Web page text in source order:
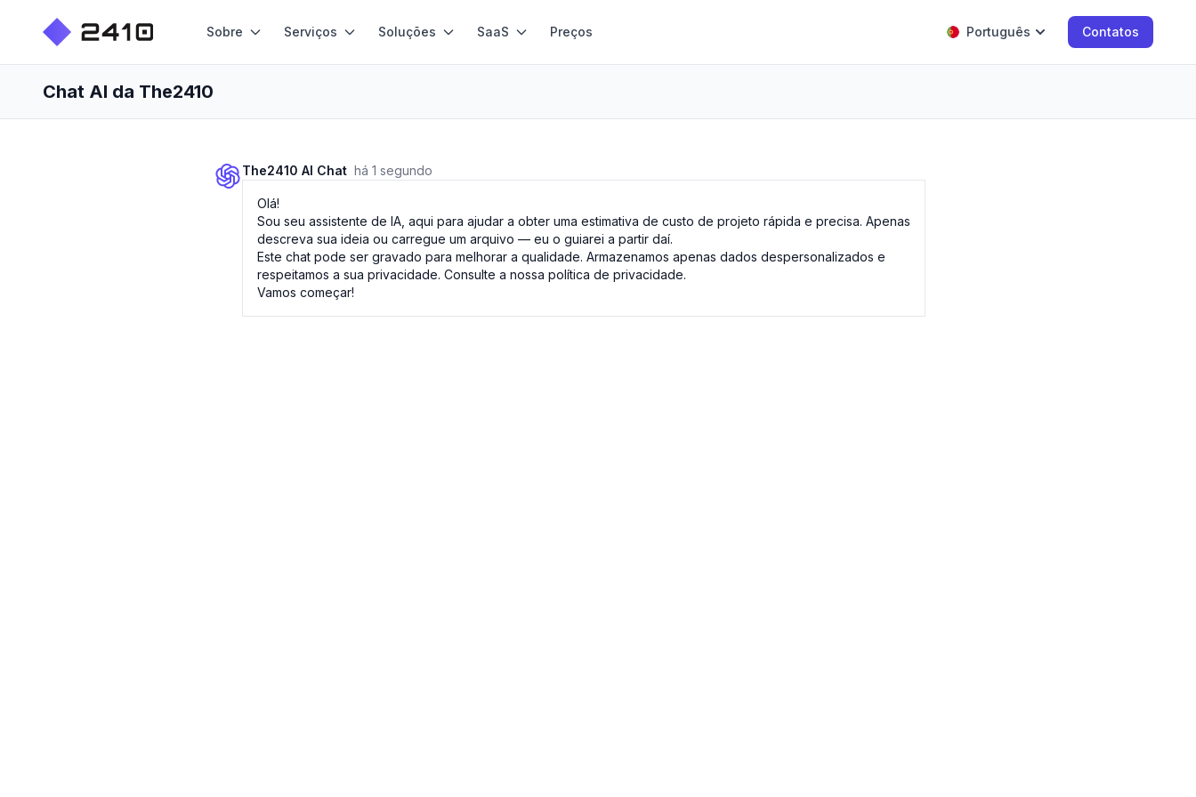
Sobre Serviços Soluções SaaS Preços Português Contatos
Chat AI da The2410
The2410 AI Chat há 1 segundo
Olá!
Sou seu assistente de IA, aqui para ajudar a obter uma estimativa de custo de projeto rápida e precisa. Apenas
descreva sua ideia ou carregue um arquivo — eu o guiarei a partir daí.
Este chat pode ser gravado para melhorar a qualidade. Armazenamos apenas dados despersonalizados e
respeitamos a sua privacidade. Consulte a nossa política de privacidade.
Vamos começar!